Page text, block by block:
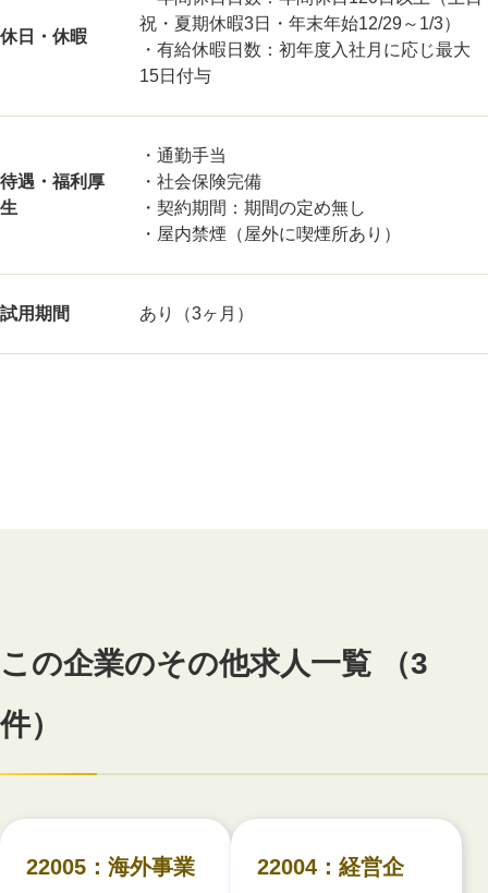
休日・休暇
祝・夏期休暇3日・年末年始12/29～1/3）
・有給休暇日数：初年度入社月に応じ最大
15日付与
待遇・福利厚
生
・通勤手当
・社会保険完備
・契約期間：期間の定め無し
・屋内禁煙（屋外に喫煙所あり）
試用期間 あり（3ヶ月）
この企業のその他求人一覧 （3
件）
22005：海外事業
22004：経営企